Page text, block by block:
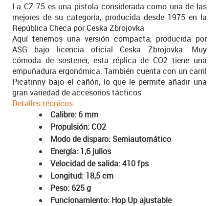
La CZ 75 es una pistola considerada como una de las
mejores de su categoría, producida desde 1975 en la
República Checa por Ceska Zbrojovka
Aquí tenemos una versión compacta, producida por
ASG bajo licencia oficial Ceska Zbrojovka. Muy
cómoda de sostener, esta réplica de CO2 tiene una
empuñadura ergonómica. También cuenta con un carril
Picatinny bajo el cañón, lo que le permite añadir una
gran variedad de accesorios tácticos
Detalles técnicos
Calibre: 6 mm
Propulsión: CO2
Modo de disparo: Semiautomático
Energía: 1,6 julios
Velocidad de salida: 410 fps
Longitud: 18,5 cm
Peso: 625 g
Funcionamiento: Hop Up ajustable